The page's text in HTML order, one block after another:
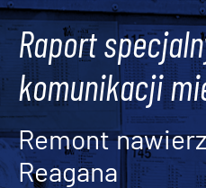
Raport
komunikacji
Remont
Reagana